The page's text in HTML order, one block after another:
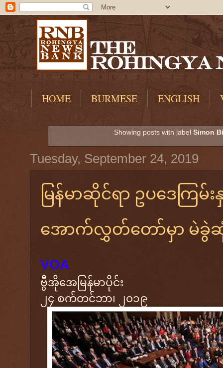
HOME BURMESE ENGLISH
Showing posts with label Simon
Tuesday, September 24, 2019
မြန်မာဆိုင်ရာ ဥပဒေကြမ်
အောက်လွှတ်တော်မှာ မဲခွဲ
VOA
ဗွီအိုအေမြန်မာပိုင်း
၂၄ စက်တင်ဘာ၊ ၂၀၁၉